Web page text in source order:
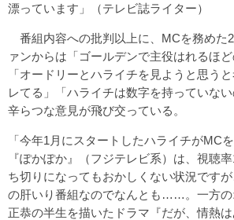
漂っています」（テレビ誌ライター）
番組内容への批判以上に、MCを務めた
ァンからは「ゴールデンで主役はれるほど
「オードリーとハライチを見ようと思う
レてる」「ハライチは数字を持っていない
辛らつな意見が飛び交っている。
「今年1月にスタートしたハライチがMC
『ぽかぽか』（フジテレビ系）は、視聴
ち切りになってもおかしくない状況です
の肝いり番組なのでなんとも……。一方の
正恭の半生を描いたドラマ『だが、情熱